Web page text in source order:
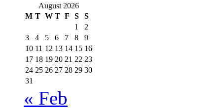
August 2026
M T W T F S
S
1
2
3
4 5 6 7 8
9
10 11 12 13 14 15 16
17 18 19 20 21 22 23
24 25 26 27 28 29 30
31
« Feb